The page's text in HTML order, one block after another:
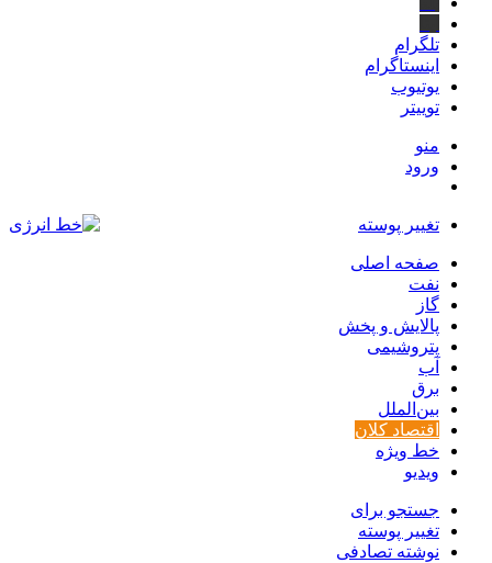
تلگرام
اینستاگرام
یوتیوب
توییتر
منو
ورود
تغییر پوسته
صفحه اصلی
نفت
گاز
پالایش و پخش
پتروشیمی
آب
برق
بین‌الملل
اقتصاد کلان
خط ویژه
ویدیو
جستجو برای
تغییر پوسته
نوشته تصادفی